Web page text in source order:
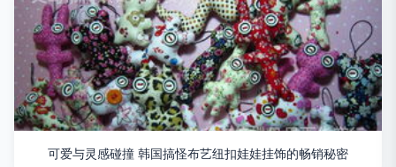
可爱与灵感碰撞 韩国搞怪布艺纽扣娃娃挂饰的畅销秘密